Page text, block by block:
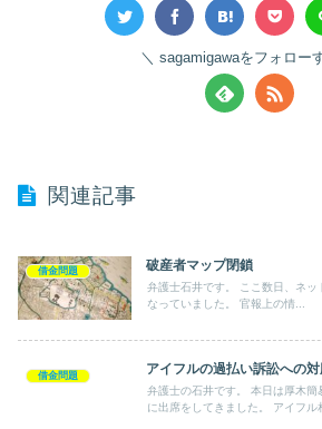
sagamigawaをフォロー
関連記事
借金問題 破産者マップ閉鎖
弁護士石井です。 ここ数日、ネット上で、破産者マップが話題に
なっていました。 官報上の情...
借金問題 アイフルの過払い訴訟への
弁護士の石井です。 本日は厚木簡易裁判所に過払い金の訴訟期日
に出席をしてきました。